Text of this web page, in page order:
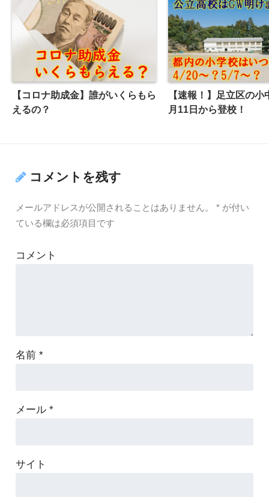
【コロナ助成金】誰がいくらもら
えるの？
【速報！】足立区の小
月11日から登校！
コメントを残す
メールアドレスが公開されることはありません。 *が付い
ている欄は必須項目です
コメント
名前 *
メール *
サイト